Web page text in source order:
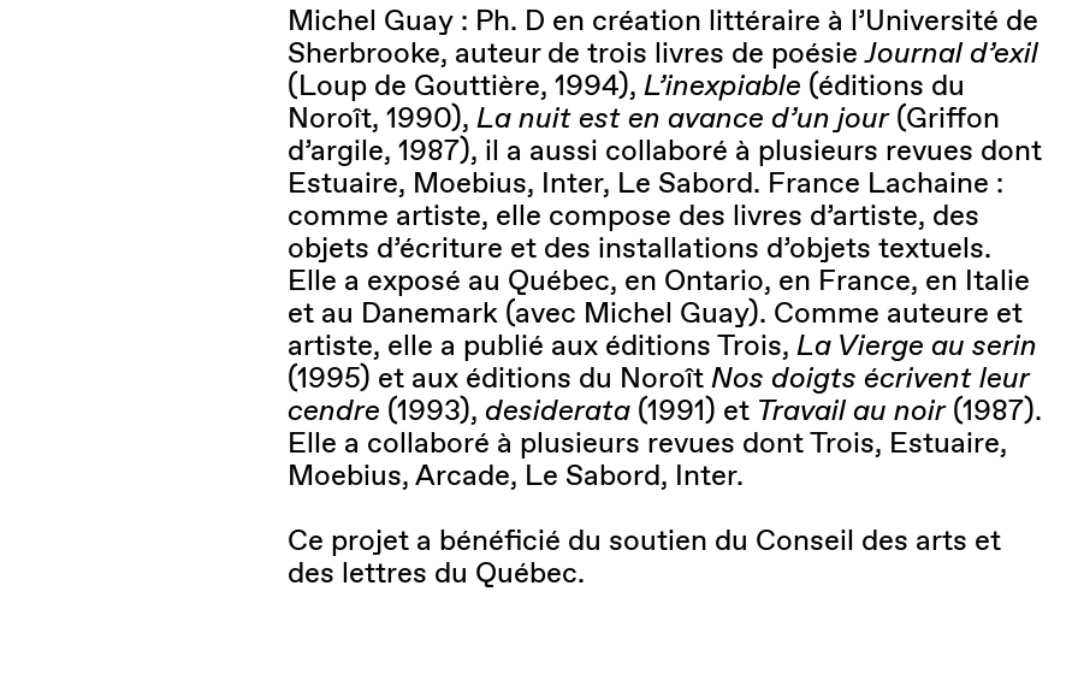
Michel Guay : Ph. D en création littéraire à l’Université de
Sherbrooke, auteur de trois livres de poésieJournal d’exil
(Loup de Gouttière, 1994), L’inexpiable (éditions du
Noroît, 1990), La nuit est en avance d’un jour(Griffon
d’argile, 1987), il a aussi collaboré à plusieurs revues dont
Estuaire, Moebius, Inter, Le Sabord. France Lachaine :
comme artiste, elle compose des livres d’artiste, des
objets d’écriture et des installations d’objets textuels.
Elle a exposé au Québec, en Ontario, en France, en Italie
et au Danemark (avec Michel Guay). Comme auteure et
artiste, elle a publié aux éditions Trois, La Vierge au serin
(1995) et aux éditions du NoroîtNos doigts écrivent leur
cendre (1993), desiderata (1991) et Travail au noir(1987).
Elle a collaboré à plusieurs revues dont Trois, Estuaire,
Moebius, Arcade, Le Sabord, Inter.
Ce projet a bénéficié du soutien du Conseil des arts et
des lettres du Québec.